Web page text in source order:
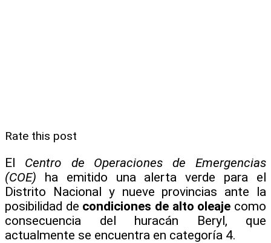
Rate this post
El Centro de Operaciones de Emergencias
(COE) ha emitido una alerta verde para el
Distrito Nacional y nueve provincias ante la
posibilidad de condiciones de alto oleaje como
consecuencia del huracán Beryl, que
actualmente se encuentra en categoría 4.